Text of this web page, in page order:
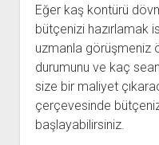
Eğer kaş kontürü
bütçenizi hazırlamak
uzmanla görüşmeniz
durumunu ve kaç
size bir maliyet
çerçevesinde
başlayabilirsiniz.